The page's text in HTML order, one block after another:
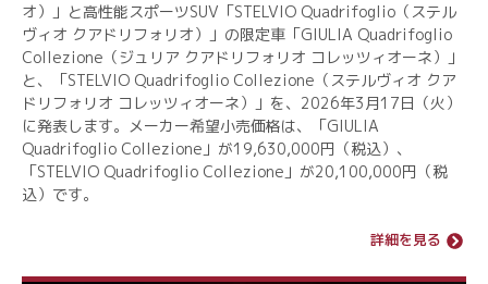
オ）」と高性能スポーツSUV「STELVIO Quadrifoglio（ステル
ヴィオ クアドリフォリオ）」の限定車「GIULIA Quadrifoglio
Collezione（ジュリア クアドリフォリオ コレッツィオーネ）」
と、「STELVIO Quadrifoglio Collezione（ステルヴィオ クア
ドリフォリオ コレッツィオーネ）」を、2026年3月17日（火）
に発表します。メーカー希望小売価格は、「GIULIA
Quadrifoglio Collezione」が19,630,000円（税込）、
「STELVIO Quadrifoglio Collezione」が20,100,000円（税
込）です。
詳細を見る